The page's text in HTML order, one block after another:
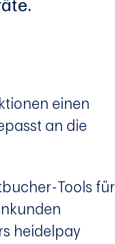
einen
an die
Tools für
heidelpay